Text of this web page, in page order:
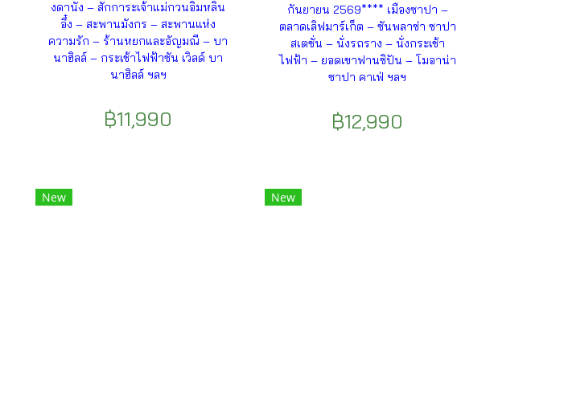
งดานัง – สักการะเจ้าแม่กวนอิมหลิน
อึ๋ง – สะพานมังกร – สะพานแห่ง
ความรัก – ร้านหยกและอัญมณี – บา
นาฮิลล์ – กระเช้าไฟฟ้าซัน เวิลด์ บา
นาฮิลล์ ฯลฯ
฿11,990
กันยายน 2569**** เมืองซาปา –
ตลาดเลิฟมาร์เก็ต – ซันพลาซ่า ซาปา
สเตชั่น – นั่งรถราง – นั่งกระเช้า
ไฟฟ้า – ยอดเขาฟานซิปัน – โมอาน่า
ซาปา คาเฟ่ ฯลฯ
฿12,990
New New